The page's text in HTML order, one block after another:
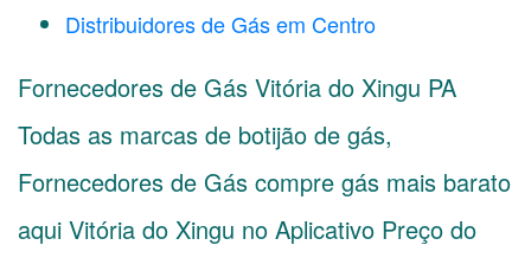
Distribuidores de Gás em Centro
Fornecedores de Gás Vitória do Xingu PA
Todas as marcas de botijão de gás,
Fornecedores de Gás compre gás mais barato
aqui Vitória do Xingu no Aplicativo Preço do